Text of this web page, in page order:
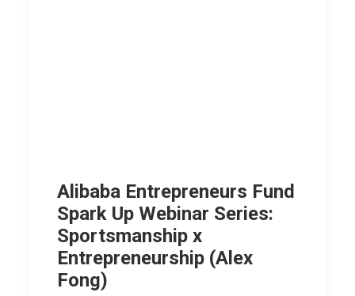
Alibaba Entrepreneurs Fund
Spark Up Webinar Series:
Sportsmanship x
Entrepreneurship (Alex
Fong)